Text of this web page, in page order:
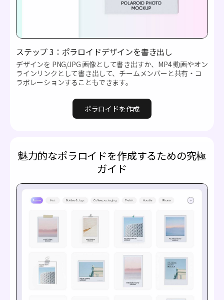
ステップ 3：ポラロイドデザインを書き出し
デザインを PNG/JPG 画像として書き出すか、MP4 動画やオン
ラインリンクとして書き出して、チームメンバーと共有・コ
ラボレーションすることもできます。
ポラロイドを作成
魅力的なポラロイドを作成するための究極
ガイド